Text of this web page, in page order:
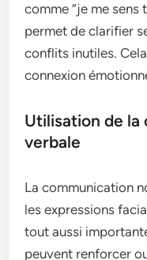
comme “je me sens
permet de clarifier
conflits inutiles.
connexion
Utilisation de la
verbale
La communication
les expressions
tout aussi
peuvent renforcer